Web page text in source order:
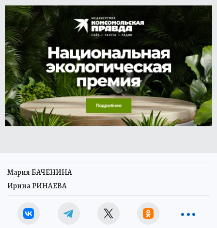
Мария БАЧЕНИНА
Ирина РИНАЕВА